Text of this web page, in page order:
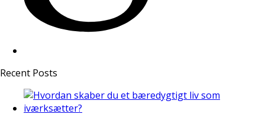
Recent Posts